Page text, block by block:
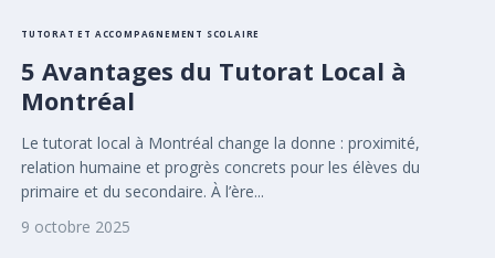
TUTORAT ET ACCOMPAGNEMENT SCOLAIRE
5 Avantages du Tutorat Local à
Montréal
Le tutorat local à Montréal change la donne : proximité,
relation humaine et progrès concrets pour les élèves du
primaire et du secondaire. À l’ère...
9 octobre 2025